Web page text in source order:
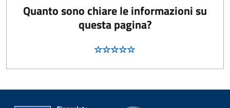
Quanto sono chiare le informazioni su
questa pagina?